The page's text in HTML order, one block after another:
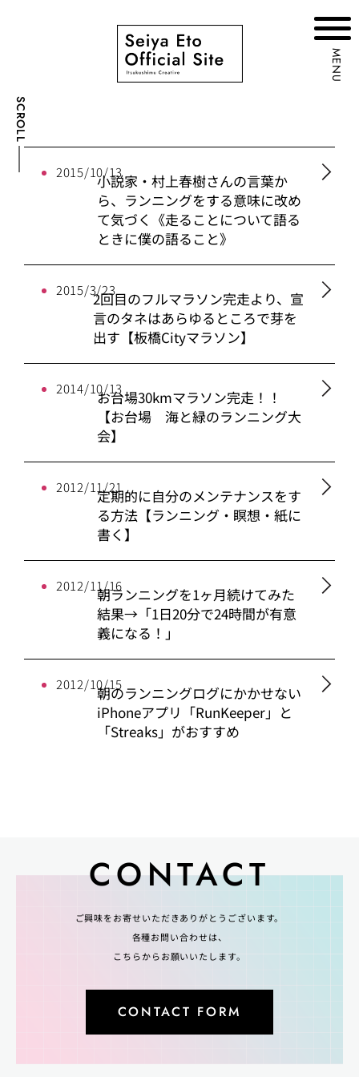
SCROLL
MENU
2015/10/13小説家・村上春樹さんの言葉か
ら、ランニングをする意味に改め
て気づく《走ることについて語る
ときに僕の語ること》
2015/3/232回目のフルマラソン完走より、宣
言のタネはあらゆるところで芽を
出す【板橋Cityマラソン】
2014/10/13お台場30kmマラソン完走！！
【お台場 海と緑のランニング大
会】
2012/11/21定期的に自分のメンテナンスをす
る方法【ランニング・瞑想・紙に
書く】
2012/11/16朝ランニングを1ヶ月続けてみた
結果→「1日20分で24時間が有意
義になる！」
2012/10/15朝のランニングログにかかせない
iPhoneアプリ「RunKeeper」と
「Streaks」がおすすめ
CONTACT
ご興味をお寄せいただきありがとうございます。
各種お問い合わせは、
こちらからお願いいたします。
CONTACT FORM